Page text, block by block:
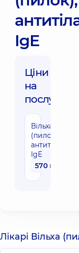
IgE
Ціни
на
послуги:
Вільха
(пилок),
антитіла
IgE
570 грн
Лікарі Вільха